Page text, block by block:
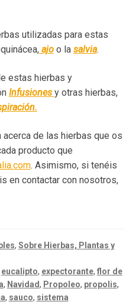
utilizadas para estas
ajoo la salvia.
estas hierbas y
Infusiones y otras hierbas,
de las hierbas que os
producto que
. Asimismo, si tenéis
en contactar con nosotros,
, Sobre Hierbas, Plantas y
eucalipto, expectorante, flor de
, Navidad, Propoleo, propolis,
, sauco, sistema